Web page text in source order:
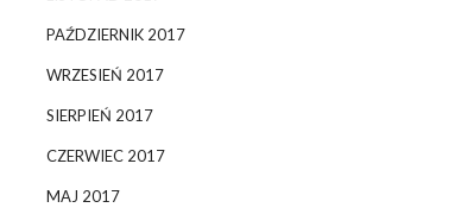
PAŹDZIERNIK 2017
WRZESIEŃ 2017
SIERPIEŃ 2017
CZERWIEC 2017
MAJ 2017